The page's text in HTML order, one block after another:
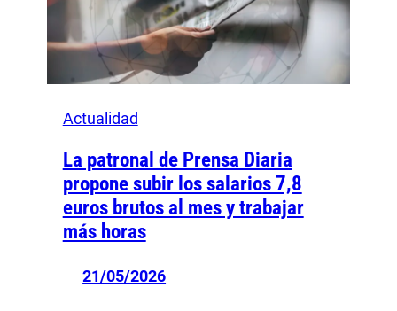
Actualidad
La patronal de Prensa Diaria
propone subir los salarios 7,8
euros brutos al mes y trabajar
más horas
21/05/2026